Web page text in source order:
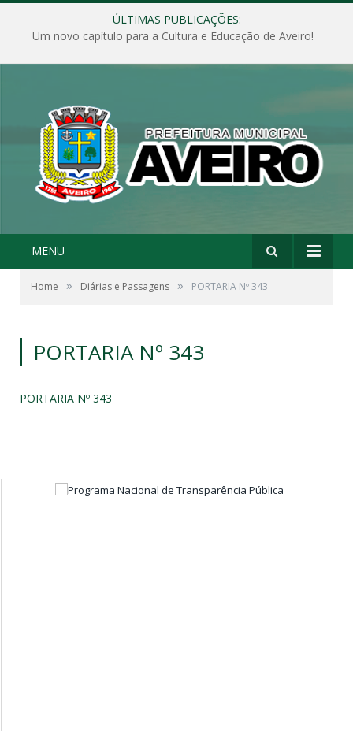
ÚLTIMAS PUBLICAÇÕES:
Um novo capítulo para a Cultura e Educação de Aveiro!
MENU
Home » Diárias e Passagens » PORTARIA Nº 343
PORTARIA Nº 343
PORTARIA Nº 343